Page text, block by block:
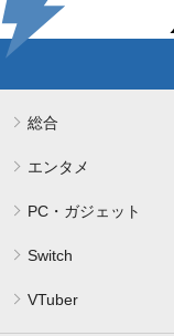
総合
エンタメ
PC・ガジェット
Switch
VTuber